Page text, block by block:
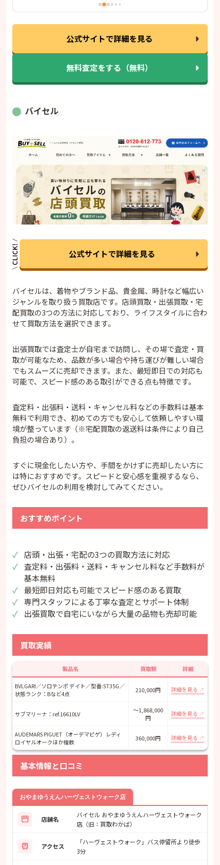
てくれるので居心地も良いです。
公式サイトで詳細を見る
無料査定をする（無料）
バイセル
公式サイトで詳細を見る
バイセルは、着物やブランド品、貴金属、時計など幅広い
ジャンルを取り扱う買取店です。店頭買取・出張買取・宅
配買取の3つの方法に対応しており、ライフスタイルに合わ
せて買取方法を選択できます。
出張買取では査定士が自宅まで訪問し、その場で査定・買
取が可能なため、品数が多い場合や持ち運びが難しい場合
でもスムーズに売却できます。また、最短即日での対応も
可能で、スピード感のある取引ができる点も特徴です。
査定料・出張料・送料・キャンセル料などの手数料は基本
無料で利用でき、初めての方でも安心して依頼しやすい環
境が整っています（※宅配買取の返送料は条件により自己
負担の場合あり）。
すぐに現金化したい方や、手間をかけずに売却したい方に
は特におすすめです。スピードと安心感を重視するなら、
ぜひバイセルの利用を検討してみてください。
おすすめポイント
店頭・出張・宅配の3つの買取方法に対応
査定料・出張料・送料・キャンセル料など手数料が
基本無料
最短即日対応も可能でスピード感のある買取
専門スタッフによる丁寧な査定とサポート体制
出張買取で自宅にいながら大量の品物も売却可能
買取実績
製品名 買取額 詳細
BVLGARI／ソロテンポ デイト／型番:ST35G／
状態ランク：Bなど4点
210,000円 詳細を見る
サブマリーナ：ref.16610LV
～1,868,000
円
詳細を見る
AUDEMARS PIGUET（オーデマピゲ）レディ
ロイヤルオークほか複数
360,000円 詳細を見る
基本情報と口コミ
おやまゆうえんハーヴェストウォーク店
storefront 店舗名
バイセル おやまゆうえんハーヴェストウォーク
店（旧：買取わかば）
train アクセス
「ハーヴェストウォーク」バス停留所より徒歩
3分